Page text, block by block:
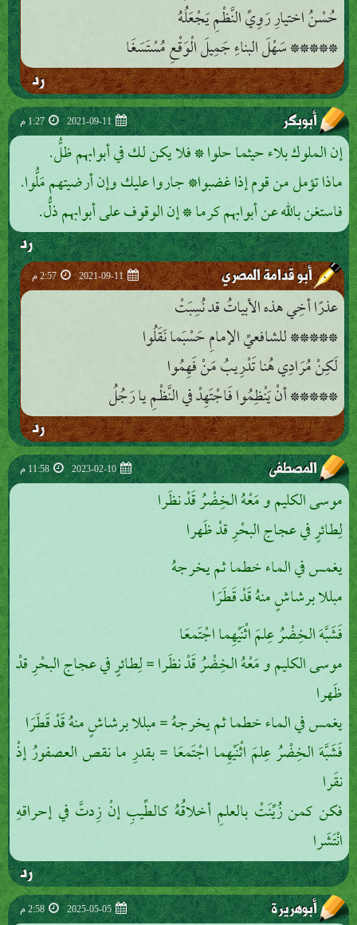
حُسْنُ اختيارِ رَوِيِّ النَّظْمِ يَجْعَلُهُ
***** سَهْلَ البناءِ جَمِيلَ الْوَقْعِ مُسْتَسَغَا
رد
أبوبكر 2021-09-11 1:27 م
إن الملوك بلاء حيثما حلوا * فلا يكن لك في أبوابهم ظلُّ.
ماذا تؤمل من قوم إذا غضبوا* جاروا عليك وإن أرضيتهم مَلُّوا.
فاستغن بالله عن أبوابهم كرما * إن الوقوف على أبوابهم ذلُّ.
رد
أبو قدامة المصري 2021-09-11 2:57 م
عذرًا أخِي هذه الأبياتُ قد نُسِبَتْ
***** للشافعيِّ الإمامِ حَسْبَما نَقَلُوا
لَكِنْ مُرَادِي هُنا تَدْرِيبُ مَنْ فَهِمُوا
***** أنْ يَنْظِمُوا فَاجْتَهِدْ في النَّظْمِ يا رَجُلُ
رد
المصطفى 2023-02-10 11:58 م
موسى الكليم و مَعْهُ الخِضْرُ قَدْ نظَرا
لِطائرٍ في عجاج البحْرِ قدْ ظَهرا
يغمس في الماء خطما ثم يخرجهُ
مبللا برشاشٍ منهُ قَدْ قَطَرَا
فَشَبَّهَ الخِضْرُ عِلمَ اثْنَيْهِما اجْتَمعَا
موسى الكليم و مَعْهُ الخِضْرُ قَدْ نظَرا = لِطائرٍ في عجاج البحْرِ قدْ
ظَهرا
يغمس في الماء خطما ثم يخرجهُ = مبللا برشاشٍ منهُ قَدْ قَطَرَا
فَشَبَّهَ الخِضْرُ عِلمَ اثْنَيْهِما اجْتَمعَا = بقدرِ ما نقص العصفورُ إذْ
نقَرا
فكن كمن زُيِّنَتْ بالعلمِ أخلاقُهُ كالطِّيبِ إنْ زِدتَّ في إحراقهِ
انْتَشَرا
رد
أبوهريرة 2025-05-05 2:58 م